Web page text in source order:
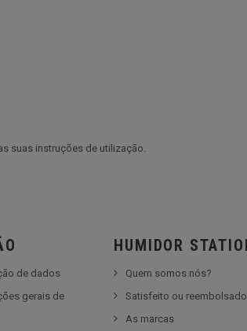
suas instruções de utilização.
de dados
gerais de
HUMIDOR
Quem somos nós?
Satisfeito ou reembolsado
As marcas